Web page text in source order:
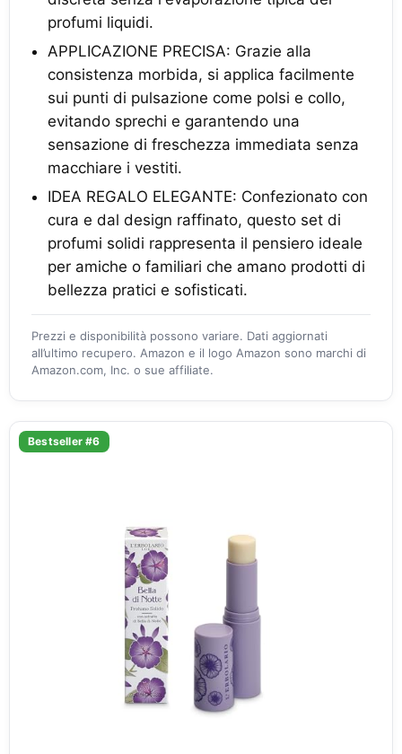
profumi liquidi.
APPLICAZIONE PRECISA: Grazie alla
consistenza morbida, si applica facilmente
sui punti di pulsazione come polsi e collo,
evitando sprechi e garantendo una
sensazione di freschezza immediata senza
macchiare i vestiti.
IDEA REGALO ELEGANTE: Confezionato con
cura e dal design raffinato, questo set di
profumi solidi rappresenta il pensiero ideale
per amiche o familiari che amano prodotti di
bellezza pratici e sofisticati.
Prezzi e disponibilità possono variare. Dati aggiornati
all’ultimo recupero. Amazon e il logo Amazon sono marchi di
Amazon.com, Inc. o sue affiliate.
Bestseller #6